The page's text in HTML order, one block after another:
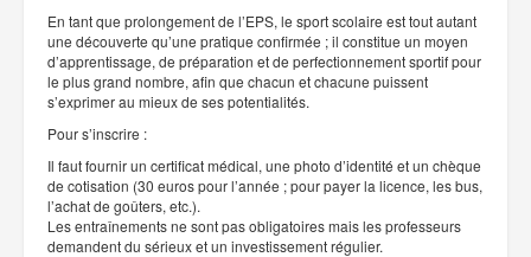
En tant que prolongement de l’EPS, le sport scolaire est tout autant
une découverte qu’une pratique confirmée ; il constitue un moyen
d’apprentissage, de préparation et de perfectionnement sportif pour
le plus grand nombre, afin que chacun et chacune puissent
s’exprimer au mieux de ses potentialités.
Pour s’inscrire :
Il faut fournir un certificat médical, une photo d’identité et un chèque
de cotisation (30 euros pour l’année ; pour payer la licence, les bus,
l’achat de goûters, etc.).
Les entraînements ne sont pas obligatoires mais les professeurs
demandent du sérieux et un investissement régulier.